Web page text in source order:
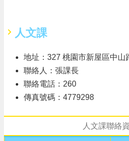
人文課
地址：327 桃園市新屋區中山
聯絡人：張課長
聯絡電話：260
傳真號碼：4779298
人文課聯絡